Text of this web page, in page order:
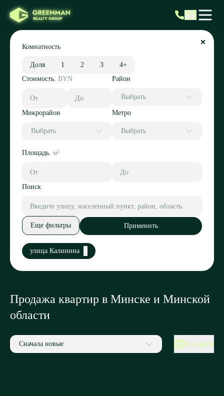
Комнатность
Доля 1 2 3
4+
Стоимость, BYN Район
Выбрать
Микрорайон
Выбрать
Метро
Выбрать
Площадь, м²
Поиск
Еще фильтры Применить
улица Калинина
Продажа квартир в Минске и Минской
области
Сначала новые На карте